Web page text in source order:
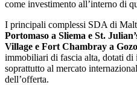
come investimento all’interno di
I principali complessi SDA di
Portomaso a Sliema e St.
Village e Fort Chambray a
immobiliari di fascia alta, dotati
soprattutto al mercato
dell’offerta.